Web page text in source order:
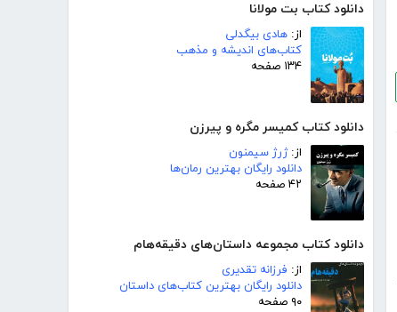
دانلود کتاب بت مولانا
از: هادی بیگدلی
کتاب‌های اندیشه و مذهب
۱۳۴ صفحه
دانلود کتاب کمیسر مگره و پیرزن
از:ژرژ سیمنون
دانلود رایگان بهترین رمان‌ها
۴۲ صفحه
دانلود کتاب مجموعه داستان‌های دقیقه‌هام
از: فرزانه تقدیری
دانلود رایگان بهترین کتاب‌های داستان
۹۰ صفحه